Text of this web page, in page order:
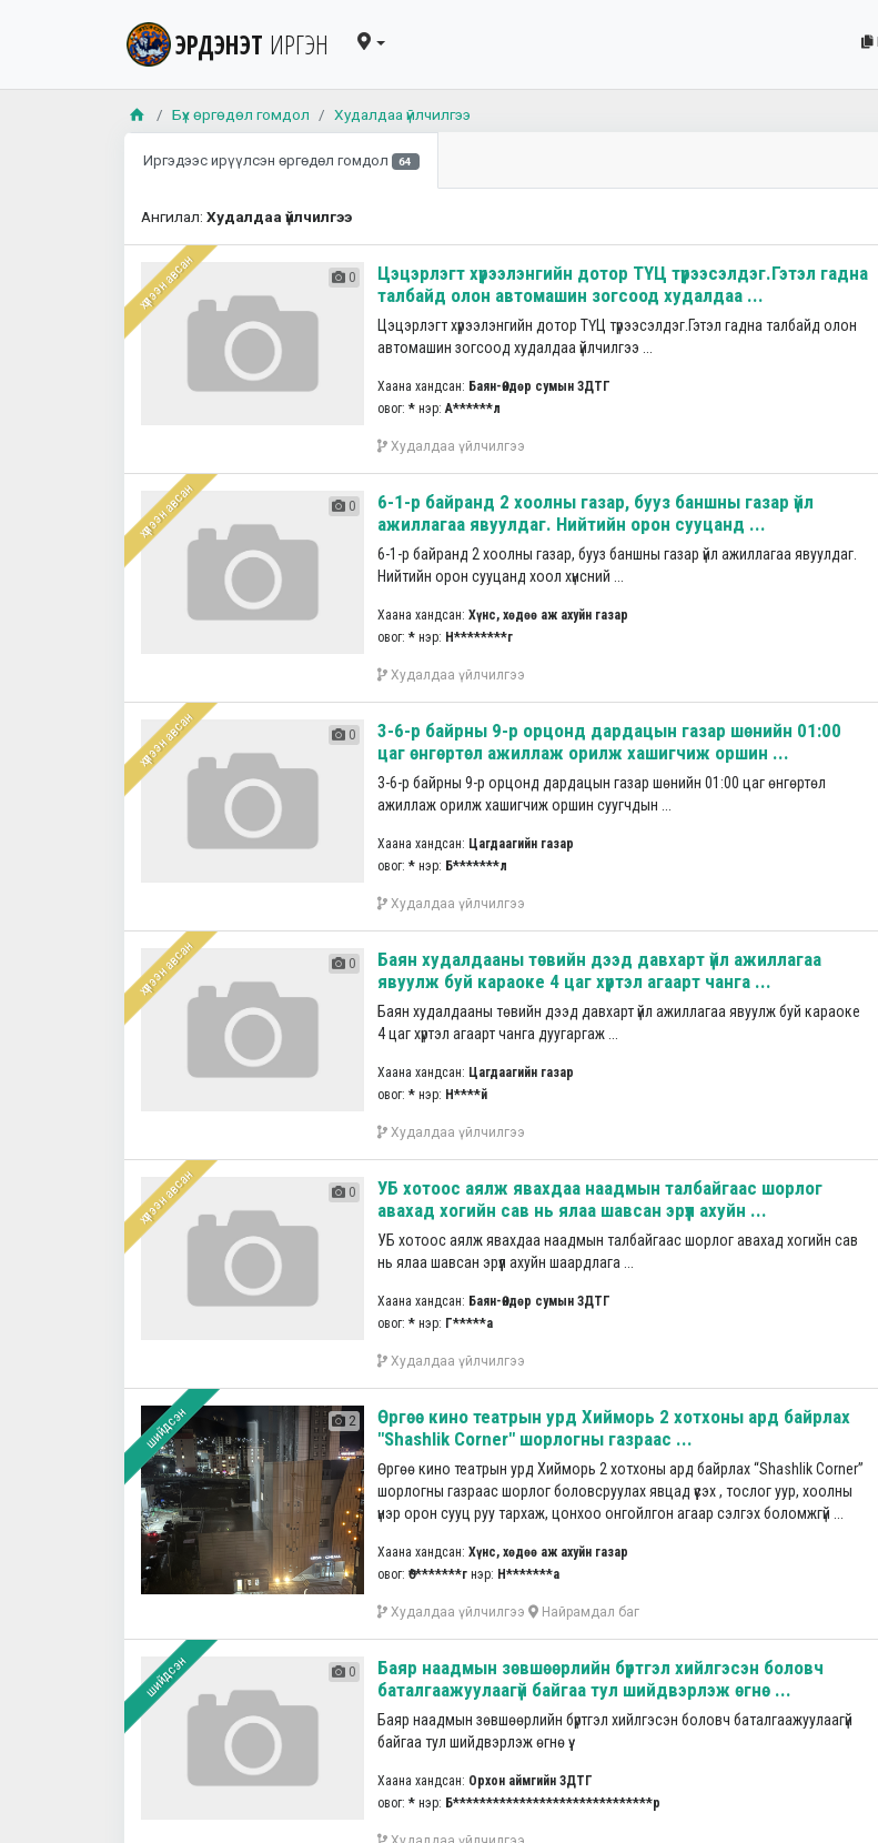
ЭРДЭНЭТ ИРГЭН
Бүх өргөдөл гомдол Худалдаа үйлчилгээ
Иргэдээс ирүүлсэн өргөдөл гомдол 64
Ангилал: Худалдаа үйлчилгээ
хүлээн авсан 0
Цэцэрлэгт хүрээлэнгийн дотор ТҮЦ түрээсэлдэг.Гэтэл гадна
талбайд олон автомашин зогсоод худалдаа ...
Цэцэрлэгт хүрээлэнгийн дотор ТҮЦ түрээсэлдэг.Гэтэл гадна талбайд олон
автомашин зогсоод худалдаа үйлчилгээ ...
Хаана хандсан: Баян-Өндөр сумын ЗДТГ
овог: *нэр:А******л
Худалдаа үйлчилгээ
хүлээн авсан 0
6-1-р байранд 2 хоолны газар, бууз баншны газар үйл
ажиллагаа явуулдаг. Нийтийн орон сууцанд ...
6-1-р байранд 2 хоолны газар, бууз баншны газар үйл ажиллагаа явуулдаг.
Нийтийн орон сууцанд хоол хүнсний ...
Хаана хандсан: Хүнс, хөдөө аж ахуйн газар
овог: *нэр: Н********г
Худалдаа үйлчилгээ
хүлээн авсан 0
3-6-р байрны 9-р орцонд дардацын газар шөнийн 01:00
цаг өнгөртөл ажиллаж орилж хашигчиж оршин ...
3-6-р байрны 9-р орцонд дардацын газар шөнийн 01:00 цаг өнгөртөл
ажиллаж орилж хашигчиж оршин суугчдын ...
Хаана хандсан: Цагдаагийн газар
овог: *нэр: Б*******л
Худалдаа үйлчилгээ
хүлээн авсан 0
Баян худалдааны төвийн дээд давхарт үйл ажиллагаа
явуулж буй караоке 4 цаг хүртэл агаарт чанга ...
Баян худалдааны төвийн дээд давхарт үйл ажиллагаа явуулж буй караоке
4 цаг хүртэл агаарт чанга дуугаргаж ...
Хаана хандсан: Цагдаагийн газар
овог: *нэр: Н****й
Худалдаа үйлчилгээ
хүлээн авсан 0
УБ хотоос аялж явахдаа наадмын талбайгаас шорлог
авахад хогийн сав нь ялаа шавсан эрүүл ахуйн ...
УБ хотоос аялж явахдаа наадмын талбайгаас шорлог авахад хогийн сав
нь ялаа шавсан эрүүл ахуйн шаардлага ...
Хаана хандсан: Баян-Өндөр сумын ЗДТГ
овог: *нэр: Г*****а
Худалдаа үйлчилгээ
шийдсэн 2
Өргөө кино театрын урд Хийморь 2 хотхоны ард байрлах
"Shashlik Corner" шорлогны газраас ...
Өргөө кино театрын урд Хийморь 2 хотхоны ард байрлах “Shashlik Corner”
шорлогны газраас шорлог боловсруулах явцад үүсэх , тослог уур, хоолны
үнэр орон сууц руу тархаж, цонхоо онгойлгон агаар сэлгэх боломжгүй ...
Хаана хандсан: Хүнс, хөдөө аж ахуйн газар
овог: Ө********гнэр: Н*******а
Худалдаа үйлчилгээ Найрамдал баг
шийдсэн 0
Баяр наадмын зөвшөөрлийн бүртгэл хийлгэсэн боловч
баталгаажуулаагүй байгаа тул шийдвэрлэж өгнө ...
Баяр наадмын зөвшөөрлийн бүртгэл хийлгэсэн боловч баталгаажуулаагүй
байгаа тул шийдвэрлэж өгнө үү.
Хаана хандсан: Орхон аймгийн ЗДТГ
овог: *нэр: Б******************************р